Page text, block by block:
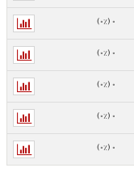
0 (0%)
0 (0%)
0 (0%)
0 (0%)
0 (0%)